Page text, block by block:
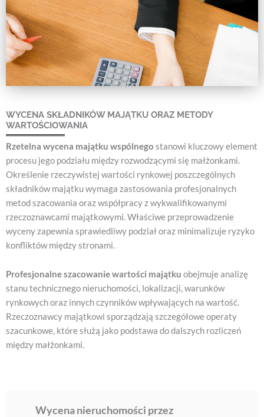
WYCENA SKŁADNIKÓW MAJĄTKU ORAZ METODY
WARTOŚCIOWANIA
Rzetelna wycena majątku wspólnego stanowi kluczowy element
procesu jego podziału między rozwodzącymi się małżonkami.
Określenie rzeczywistej wartości rynkowej poszczególnych
składników majątku wymaga zastosowania profesjonalnych
metod szacowania oraz współpracy z wykwalifikowanymi
rzeczoznawcami majątkowymi. Właściwe przeprowadzenie
wyceny zapewnia sprawiedliwy podział oraz minimalizuje ryzyko
konfliktów między stronami.
Profesjonalne szacowanie wartości majątku obejmuje analizę
stanu technicznego nieruchomości, lokalizacji, warunków
rynkowych oraz innych czynników wpływających na wartość.
Rzeczoznawcy majątkowi sporządzają szczegółowe operaty
szacunkowe, które służą jako podstawa do dalszych rozliczeń
między małżonkami.
Wycena nieruchomości przez